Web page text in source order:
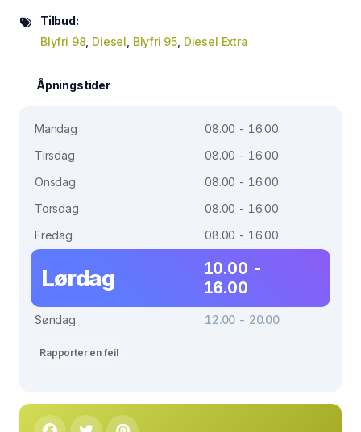
Tilbud:
Blyfri 98 Diesel Blyfri 95 Diesel Extra
Åpningstider
Mandag
08.00 - 16.00
Tirsdag
08.00 - 16.00
Onsdag
08.00 - 16.00
Torsdag
08.00 - 16.00
Fredag
08.00 - 16.00
Lørdag
10.00 -
16.00
Søndag 12.00 - 20.00
Rapporter en feil